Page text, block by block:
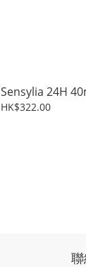
Sensylia 24H
HK$322.00